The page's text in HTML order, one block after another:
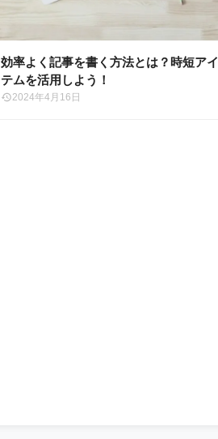
効率よく記事を書く方法とは？時短アイ
テムを活用しよう！
2024年4月16日